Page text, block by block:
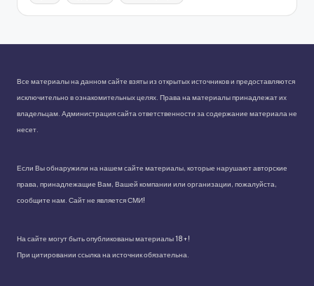
Все материалы на данном сайте взяты из открытых источников и предоставляются
исключительно в ознакомительных целях. Права на материалы принадлежат их
владельцам. Администрация сайта ответственности за содержание материала не
несет.
Если Вы обнаружили на нашем сайте материалы, которые нарушают авторские
права, принадлежащие Вам, Вашей компании или организации, пожалуйста,
сообщите нам. Сайт не является СМИ!
На сайте могут быть опубликованы материалы 18+!
При цитировании ссылка на источник обязательна.